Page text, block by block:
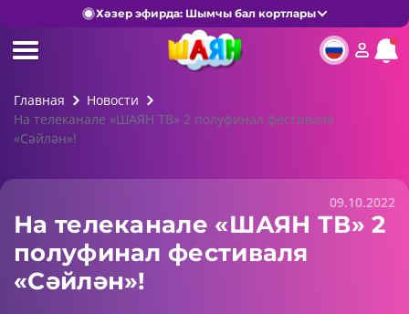
Хәзер эфирда: Шымчы бал кортлары
Главная
Новости
На телеканале «ШАЯН ТВ» 2 полуфинал фестиваля
«Сәйлән»!
09.10.2022
На телеканале «ШАЯН ТВ» 2
полуфинал фестиваля
«Сәйлән»!